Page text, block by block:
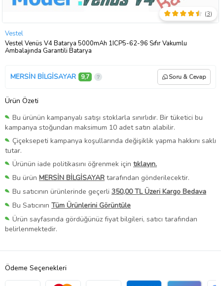
Vestel
Vestel Venüs V4 Batarya 5000mAh 1ICP5-62-96 Sıfır Vakumlu
Ambalajında Garantili Batarya
(3)
MERSİN BİLGİSAYAR 9,7 Soru & Cevap
Ürün Özeti
Bu ürünün kampanyalı satışı stoklarla sınırlıdır. Bir tüketici bu
kampanya stoğundan maksimum 10 adet satın alabilir.
Çiçeksepeti kampanya koşullarında değişiklik yapma hakkını saklı
tutar.
Ürünün iade politikasını öğrenmek için tıklayın.
Bu ürün MERSİN BİLGİSAYAR tarafından gönderilecektir.
Bu satıcının ürünlerinde geçerli 350,00 TL Üzeri Kargo Bedava
Bu Satıcının Tüm Ürünlerini Görüntüle
Ürün sayfasında gördüğünüz fiyat bilgileri, satıcı tarafından
belirlenmektedir.
Ödeme Seçenekleri